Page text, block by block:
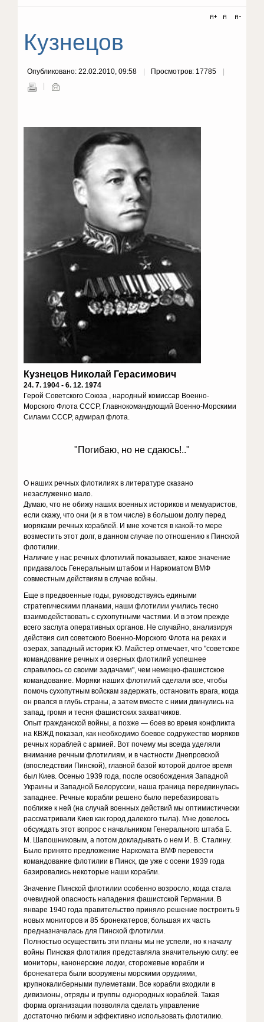
Кузнецов
Опубликовано: 22.02.2010, 09:58 Просмотров: 17785
Кузнецов Николай Герасимович
24. 7. 1904 - 6. 12. 1974
Герой Советского Союза , народный комиссар Военно-
Морского Флота СССР, Главнокомандующий Военно-Морскими
Силами СССР, адмирал флота.
"Погибаю, но не сдаюсь!.."
О наших речных флотилиях в литературе сказано
незаслуженно мало.
Думаю, что не обижу наших военных историков и мемуаристов,
если скажу, что они (и я в том числе) в большом долгу перед
моряками речных кораблей. И мне хочется в какой-то мере
возместить этот долг, в данном случае по отношению к Пинской
флотилии.
Наличие у нас речных флотилий показывает, какое значение
придавалось Генеральным штабом и Наркоматом ВМФ
совместным действиям в случае войны.
Еще в предвоенные годы, руководствуясь едиными
стратегическими планами, наши флотилии учились тесно
взаимодействовать с сухопутными частями. И в этом прежде
всего заслуга оперативных органов. Не случайно, анализируя
действия сил советского Военно-Морского Флота на реках и
озерах, западный историк Ю. Майстер отмечает, что "советское
командование речных и озерных флотилий успешнее
справилось со своими задачами", чем немецко-фашистское
командование. Моряки наших флотилий сделали все, чтобы
помочь сухопутным войскам задержать, остановить врага, когда
он рвался в глубь страны, а затем вместе с ними двинулись на
запад, громя и тесня фашистских захватчиков.
Опыт гражданской войны, а позже — боев во время конфликта
на КВЖД показал, как необходимо боевое содружество моряков
речных кораблей с армией. Вот почему мы всегда уделяли
внимание речным флотилиям, и в частности Днепровской
(впоследствии Пинской), главной базой которой долгое время
был Киев. Осенью 1939 года, после освобождения Западной
Украины и Западной Белоруссии, наша граница передвинулась
западнее. Речные корабли решено было перебазировать
поближе к ней (на случай военных действий мы оптимистически
рассматривали Киев как город далекого тыла). Мне довелось
обсуждать этот вопрос с начальником Генерального штаба Б.
М. Шапошниковым, а потом докладывать о нем И. В. Сталину.
Было принято предложение Наркомата ВМФ перевести
командование флотилии в Пинск, где уже с осени 1939 года
базировались некоторые наши корабли.
Значение Пинской флотилии особенно возросло, когда стала
очевидной опасность нападения фашистской Германии. В
январе 1940 года правительство приняло решение построить 9
новых мониторов и 85 бронекатеров; большая их часть
предназначалась для Пинской флотилии.
Полностью осуществить эти планы мы не успели, но к началу
войны Пинская флотилия представляла значительную силу: ее
мониторы, канонерские лодки, сторожевые корабли и
бронекатера были вооружены морскими орудиями,
крупнокалиберными пулеметами. Все корабли входили в
дивизионы, отряды и группы однородных кораблей. Такая
форма организации позволяла сделать управление
достаточно гибким и эффективно использовать флотилию.